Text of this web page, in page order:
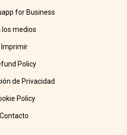
for Business
los medios
Imprimir
Policy
de Privacidad
Policy
Contacto